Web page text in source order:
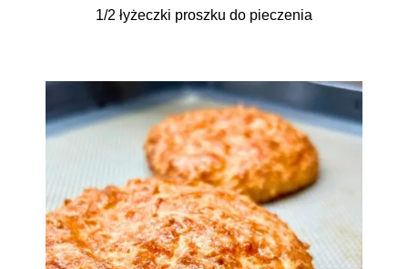
1/2 łyżeczki proszku do pieczenia